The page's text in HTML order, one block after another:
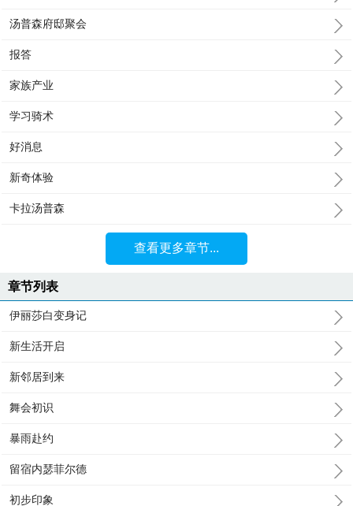
汤普森府邸聚会
报答
家族产业
学习骑术
好消息
新奇体验
卡拉汤普森
查看更多章节...
章节列表
伊丽莎白变身记
新生活开启
新邻居到来
舞会初识
暴雨赴约
留宿内瑟菲尔德
初步印象